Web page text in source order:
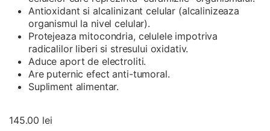
Antioxidant si alcalinizant celular (alcalinizeaza
organismul la nivel celular).
Protejeaza mitocondria, celulele impotriva
radicalilor liberi si stresului oxidativ.
Aduce aport de electroliti.
Are puternic efect anti-tumoral.
Supliment alimentar.
145.00 lei